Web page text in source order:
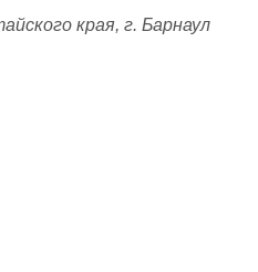
края, г. Барнаул